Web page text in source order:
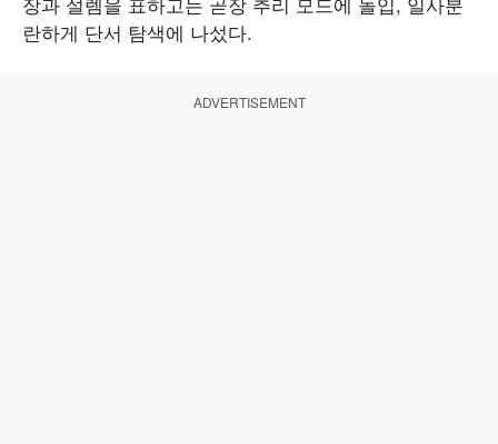
란하게 단서 탐색에 나섰다.
ADVERTISEMENT